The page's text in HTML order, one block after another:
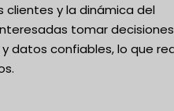
y la dinámica del
tomar
datos confiables, lo que